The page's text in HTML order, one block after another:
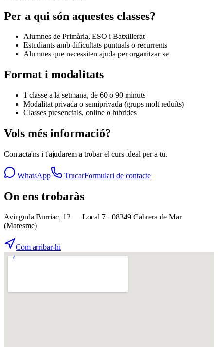
Per a qui són aquestes classes?
Alumnes de Primària, ESO i Batxillerat
Estudiants amb dificultats puntuals o recurrents
Alumnes que necessiten ajuda per organitzar-se
Format i modalitats
1 classe a la setmana, de 60 o 90 minuts
Modalitat privada o semiprivada (grups molt reduïts)
Classes presencials, online o híbrides
Vols més informació?
Contacta'ns i t'ajudarem a trobar el curs ideal per a tu.
WhatsApp TrucarFormulari de contacte
On ens trobaràs
Avinguda Burriac, 12 — Local 7 · 08349 Cabrera de Mar
(Maresme)
Com arribar-hi